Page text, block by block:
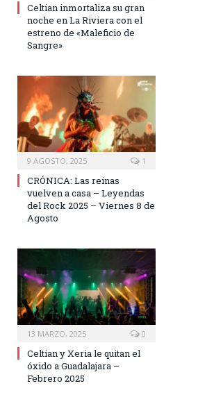
Celtian inmortaliza su gran
noche en La Riviera con el
estreno de «Maleficio de
Sangre»
9 AGOSTO, 2025 1
CRÓNICA: Las reinas
vuelven a casa – Leyendas
del Rock 2025 – Viernes 8 de
Agosto
13 MARZO, 2025 0
Celtian y Xeria le quitan el
óxido a Guadalajara –
Febrero 2025